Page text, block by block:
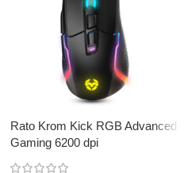
Rato Krom Kick RGB Advanced
Gaming 6200 dpi